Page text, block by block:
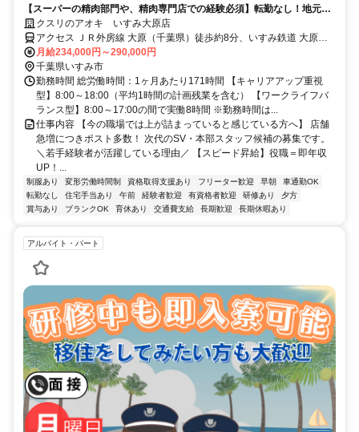
【スーパーの精肉部門や、精肉専門店での経験必須】転勤なし！地元で
長く働ける環境を整えております。
クスリのアオキ いすみ大原店
アクセス ＪＲ外房線 大原（千葉県）徒歩約8分、いすみ鉄道 大原
（千葉県）徒歩約8分、いすみ鉄道 西大原徒歩約30分 大原駅 徒歩9分
月給234,000円～290,000円
千葉県いすみ市
勤務時間 総労働時間：1ヶ月あたり171時間 【キャリアアップ重視
型】8:00～18:00（平均1時間の計画残業を含む） 【ワークライフバ
ランス型】8:00～17:00の間で実働8時間 ※勤務時間は...
仕事内容 【今の職場では上が詰まっていると感じている方へ】 店舗
急増につきポスト多数！ 次代のSV・本部スタッフ候補の募集です。
＼若手経験者が活躍している理由／ 【スピード昇給】役職＝即年収
UP！...
制服あり 変形労働時間制 資格取得支援あり フリーター歓迎 早朝
車通勤OK
転勤なし
住宅手当あり 午前 経験者歓迎 有資格者歓迎 研修あり
夕方
賞与あり
ブランクOK 育休あり 交通費支給 長期歓迎 長期休暇あり
アルバイト・パート